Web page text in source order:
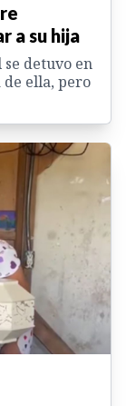
a su hija
detuvo en
ella, pero